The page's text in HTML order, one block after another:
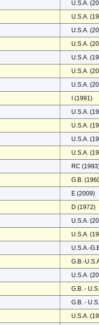
U.S.A.
U.S.A.
U.S.A.
U.S.A.
U.S.A.
U.S.A.
U.S.A.
I (1991)
U.S.A.
U.S.A.
U.S.A.
U.S.A.
RC
G.B.
E (2009)
D (1972)
U.S.A.
U.S.A.
U.S.A.-
G.B.-
U.S.A.
G.B. -
G.B. -
U.S.A.